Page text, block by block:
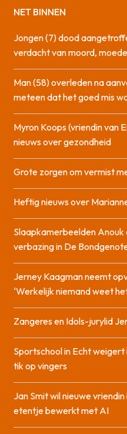
NET BINNEN
Jongen (7) dood
verdacht van moord,
Man (58) overleden na
meteen dat het goed mis
Myron Koops (vriendin van
nieuws over gezondheid
Grote zorgen om vermist
Heftig nieuws over
Slaapkamerbeelden
verbazing in De
Jerney Kaagman neemt
‘Werkelijk niemand weet
Zangeres en Idols-jurylid
Sportschool in Echt
tik op vingers
Jan Smit wil nieuwe
etentje bewerkt met AI